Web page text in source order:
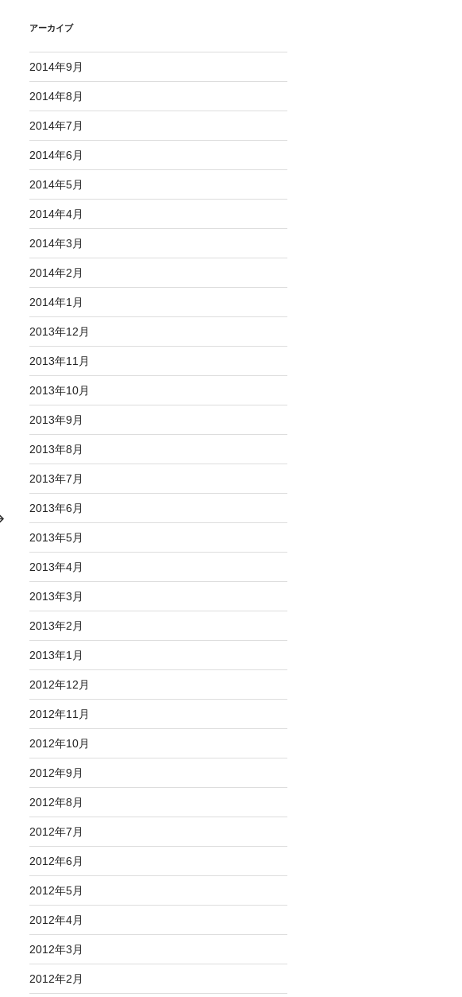
アーカイブ
2014年9月
2014年8月
2014年7月
2014年6月
2014年5月
2014年4月
2014年3月
2014年2月
2014年1月
2013年12月
2013年11月
2013年10月
2013年9月
2013年8月
2013年7月
2013年6月
2013年5月
2013年4月
2013年3月
2013年2月
2013年1月
2012年12月
2012年11月
2012年10月
2012年9月
2012年8月
2012年7月
2012年6月
2012年5月
2012年4月
2012年3月
2012年2月